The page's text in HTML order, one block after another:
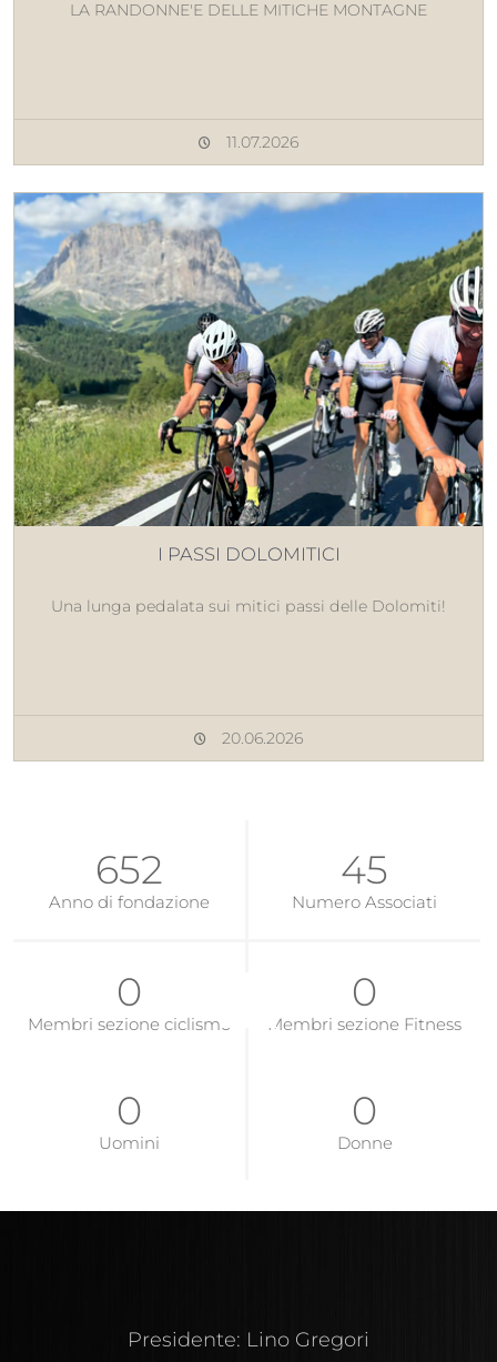
LA RANDONNE'E DELLE MITICHE MONTAGNE
11.07.2026
I PASSI DOLOMITICI
Una lunga pedalata sui mitici passi delle Dolomiti!
20.06.2026
1458
Anno di fondazione
156
Numero Associati
47
Membri sezione ciclismo
38
Membri sezione Fitness
16
Uomini
0
Donne
Presidente: Lino Gregori